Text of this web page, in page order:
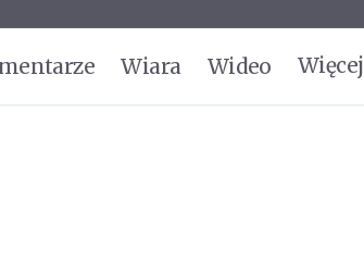
Wiara Wideo Więcej